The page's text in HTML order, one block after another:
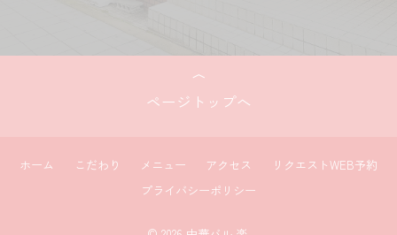
ページトップへ
ホーム こだわり メニュー アクセス
リクエストWEB予約
プライバシーポリシー